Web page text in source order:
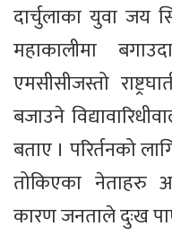
दार्चुलाका युवा जय
महाकालीमा
एमसीसीजस्तो
बजाउने
बताए । परिर्तनको
तोकिएका नेताहरु
कारण जनताले दुःख